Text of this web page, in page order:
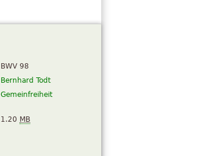
BWV 98
Bernhard Todt
Gemeinfreiheit
1.20 MB